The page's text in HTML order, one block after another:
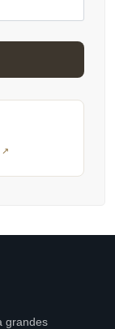
↗
grandes